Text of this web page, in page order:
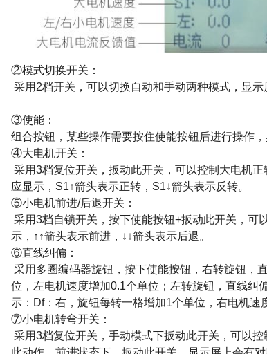
②模式切换开关：
采用2档开关，可以切换自动和手动两种模式，显示
③使能：
组合按钮，某些操作需要按住使能按钮后进行操作，
④大电机开关：
采用3档复位开关，扳动此开关，可以控制大电机
应显示，S1↑箭头表示正转，S1↓箭头表示反转。
⑤小电机前进/后退开关：
采用3档自锁开关，按下使能按钮+扳动此开关，可
示，↑↑箭头表示前进，↓↓箭头表示后退。
⑥直线纠偏：
采用多圈编码器旋钮，按下使能按钮，右转旋钮，
位，左电机速度增加0.1个单位；左转旋钮，直线纠
示：Df：右，旋钮每转一格增加1个单位，右电机速
⑦小电机转弯开关：
采用3档复位开关，手动模式下扳动此开关，可以